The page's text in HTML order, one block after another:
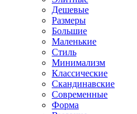
Дешевые
Размеры
Большие
Маленькие
Стиль
Минимализм
Классические
Скандинавские
Современные
Форма